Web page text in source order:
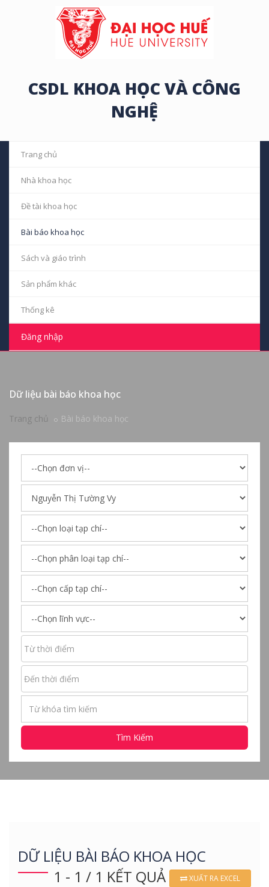
CSDL KHOA HỌC VÀ CÔNG
NGHỆ
Trang chủ
Nhà khoa học
Đề tài khoa học
Bài báo khoa học
Sách và giáo trình
Sản phẩm khác
Thống kê
Đăng nhập
Dữ liệu bài báo khoa học
Trang chủ Bài báo khoa học
Tìm Kiếm
DỮ LIỆU BÀI BÁO KHOA HỌC
1 - 1 / 1 KẾT QUẢ
XUẤT RA EXCEL